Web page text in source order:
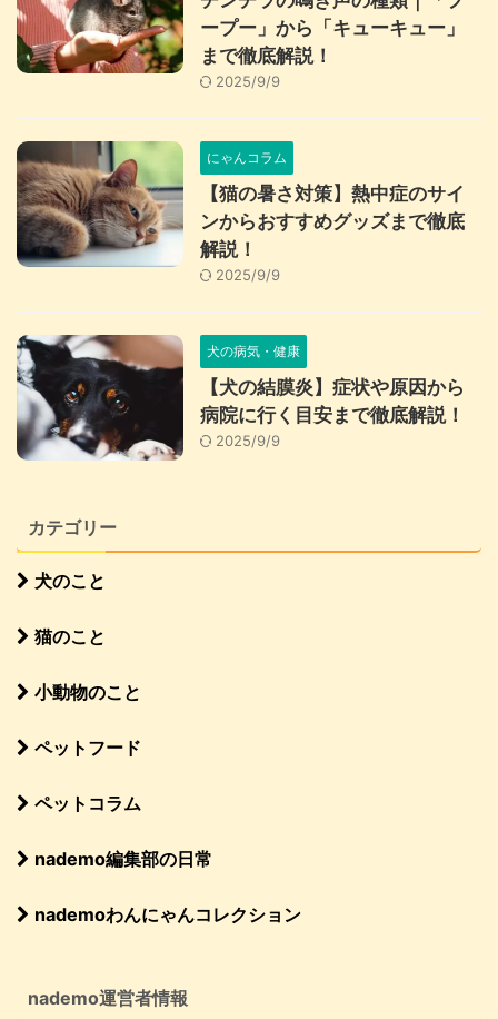
ープー」から「キューキュー」
まで徹底解説！
2025/9/9
にゃんコラム
【猫の暑さ対策】熱中症のサイ
ンからおすすめグッズまで徹底
解説！
2025/9/9
犬の病気・健康
【犬の結膜炎】症状や原因から
病院に行く目安まで徹底解説！
2025/9/9
カテゴリー
犬のこと
猫のこと
小動物のこと
ペットフード
ペットコラム
nademo編集部の日常
nademoわんにゃんコレクション
nademo運営者情報